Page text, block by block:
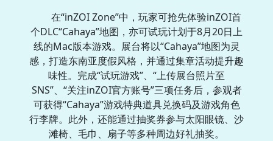
在“inZOI Zone”中，玩家可抢先体验inZOI首
个DLC“Cahaya”地图，亦可试玩计划于8月20日上
线的Mac版本游戏。展台将以“Cahaya”地图为灵
感，打造东南亚度假风格，并通过集章活动提升趣
味性。完成“试玩游戏”、“上传展台照片至
SNS”、“关注inZOI官方账号”三项任务后，参观者
可获得“Cahaya”游戏特典道具兑换码及游戏角色
行李牌。此外，还能通过抽奖券参与太阳眼镜、沙
滩椅、毛巾、扇子等多种周边好礼抽奖。